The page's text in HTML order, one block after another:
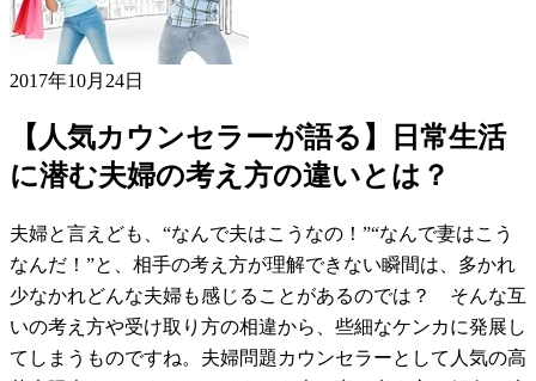
2017年10月24日
【人気カウンセラーが語る】日常生活
に潜む夫婦の考え方の違いとは？
夫婦と言えども、“なんで夫はこうなの！”“なんで妻はこう
なんだ！”と、相手の考え方が理解できない瞬間は、多かれ
少なかれどんな夫婦も感じることがあるのでは？ そんな互
いの考え方や受け取り方の相違から、些細なケンカに発展し
てしまうものですね。夫婦問題カウンセラーとして人気の高